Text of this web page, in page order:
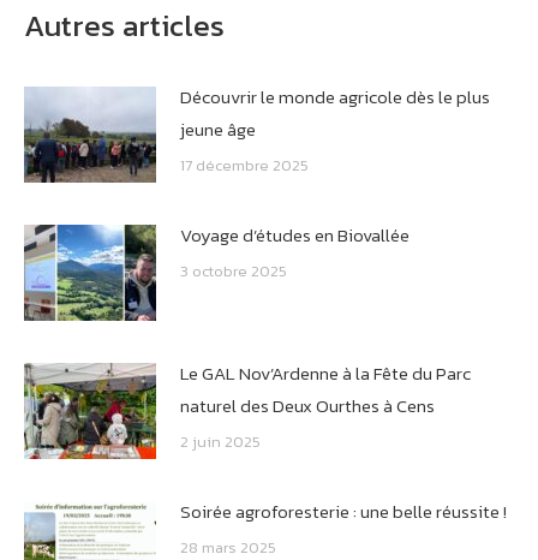
Autres articles
Découvrir le monde agricole dès le plus
jeune âge
17 décembre 2025
Voyage d’études en Biovallée
3 octobre 2025
Le GAL Nov’Ardenne à la Fête du Parc
naturel des Deux Ourthes à Cens
2 juin 2025
Soirée agroforesterie : une belle réussite !
28 mars 2025